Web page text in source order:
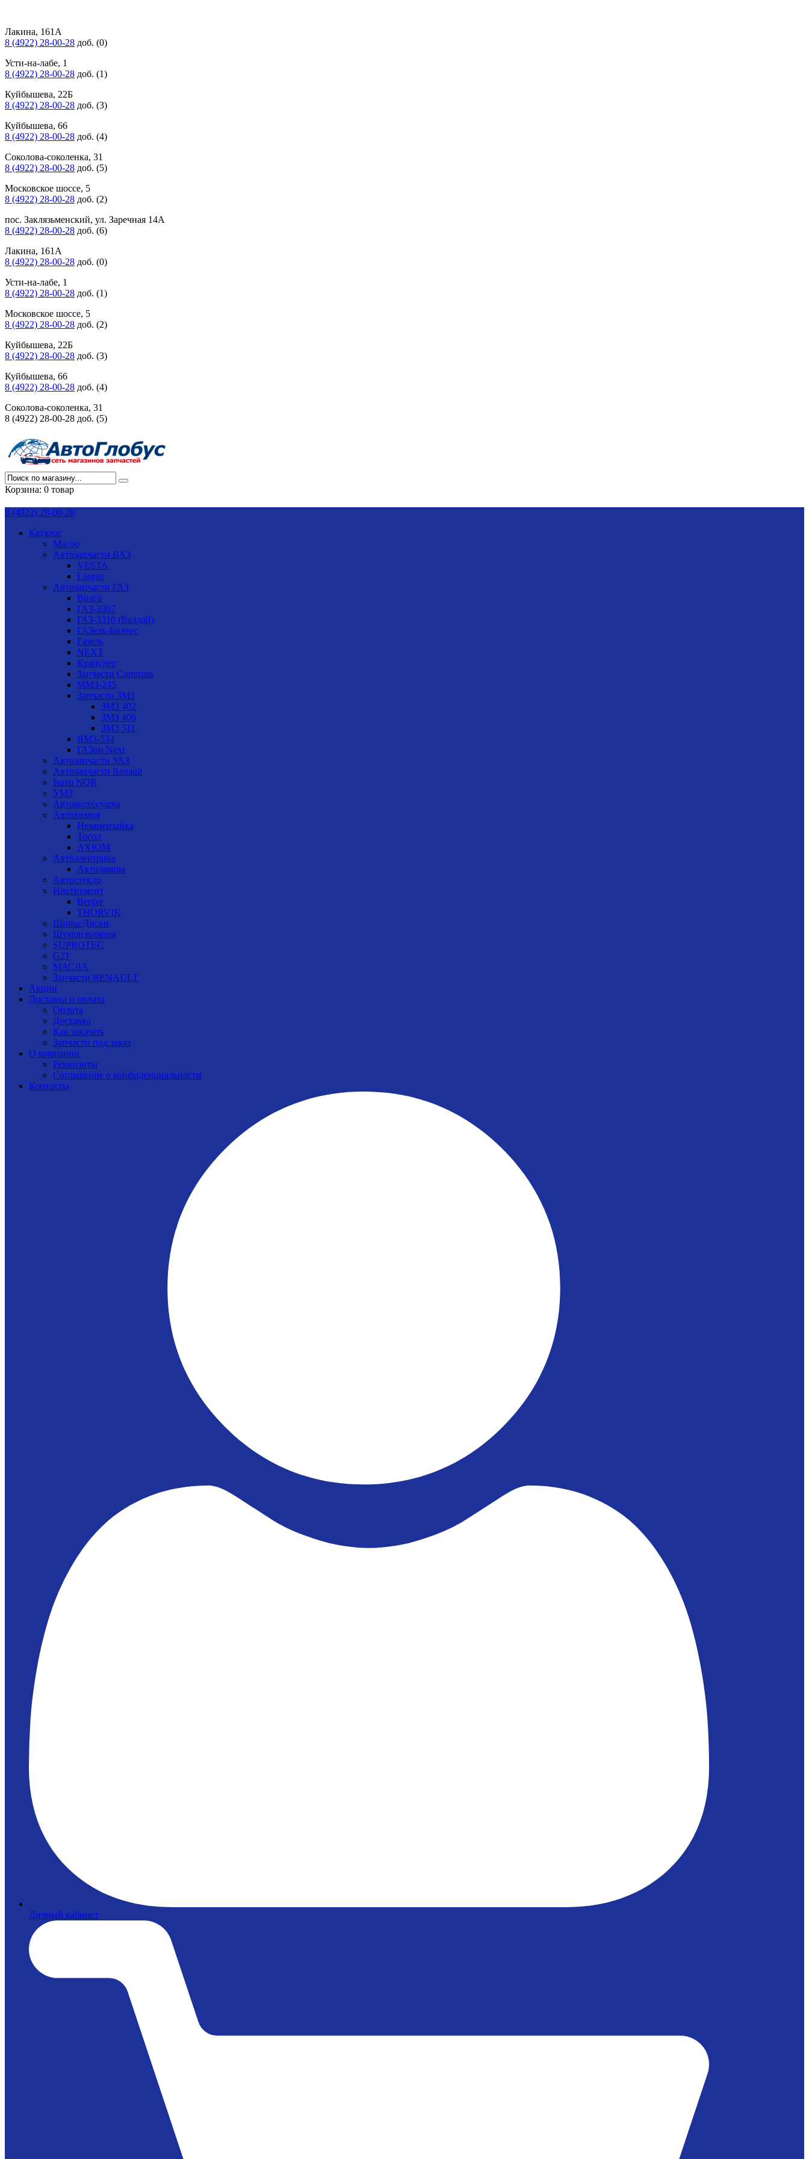
Лакина, 161А
8 (4922) 28-00-28 доб. (0)
Усти-на-лабе, 1
8 (4922) 28-00-28 доб. (1)
Куйбышева, 22Б
8 (4922) 28-00-28 доб. (3)
Куйбышева, 66
8 (4922) 28-00-28 доб. (4)
Соколова-соколенка, 31
8 (4922) 28-00-28 доб. (5)
Московское шоссе, 5
8 (4922) 28-00-28 доб. (2)
пос. Заклязьменский, ул. Заречная 14А
8 (4922) 28-00-28 доб. (6)
Лакина, 161А
8 (4922) 28-00-28 доб. (0)
Усти-на-лабе, 1
8 (4922) 28-00-28 доб. (1)
Московское шоссе, 5
8 (4922) 28-00-28 доб. (2)
Куйбышева, 22Б
8 (4922) 28-00-28 доб. (3)
Куйбышева, 66
8 (4922) 28-00-28 доб. (4)
Соколова-соколенка, 31
8 (4922) 28-00-28 доб. (5)
Корзина: 0 товар
8 (4922) 28-00-28
Каталог
Масло
Автозапчасти ВАЗ
VESTA
Largus
Автозапчасти ГАЗ
Волга
ГАЗ-3307
ГАЗ-3310 (Валдай)
ГАЗель-Бизнес
Газель
NEXT
Крайслер
Запчасти Cummins
ММЗ-245
Запчасти ЗМЗ
ЗМЗ 402
ЗМЗ 406
ЗМЗ 511
ЯМЗ-534
ГАЗон Next
Автозапчасти УАЗ
Автозапчасти Renault
Isuzu NQR
УМЗ
Автоаксессуары
Автохимия
Незамерзайка
Тосол
AXIOM
Автоэлектрика
Автолампы
Автостекло
Инструмент
Berger
THORVIK
Шины/Диски
Шумоизоляция
SUPROTEC
G21
МАСЛА
Запчасти RENAULT
Акции
Доставка и оплата
Оплата
Доставка
Как заказать
Запчасти под заказ
О компании
Реквизиты
Соглашение о конфиденциальности
Контакты
Личный кабинет